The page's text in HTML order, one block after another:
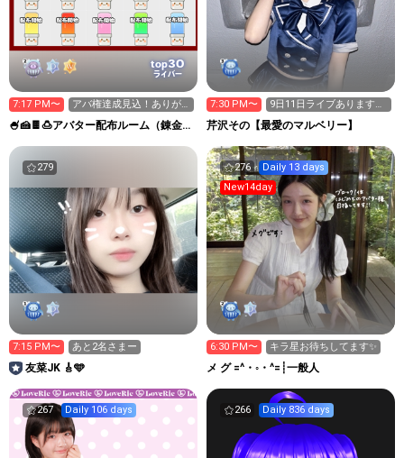
top30
ライバー
7:17 PM〜
アバ権達成見込！ありが
とうございます
🍧🍰🍫🍮アバター配布ルーム（錬金術
7:30 PM〜
9日11日ライブあります！
待ってるね♡
芹沢その【最愛のマルベリー】
279
7:15 PM〜 あと2名さまー
友菜JK 🎸🩵
276
Daily 13 days
New14day
6:30 PM〜 キラ星お待ちしてます✨
メ グ =^・◦・^=┊︎一般人
267 Daily 106 days 266 Daily 836 days